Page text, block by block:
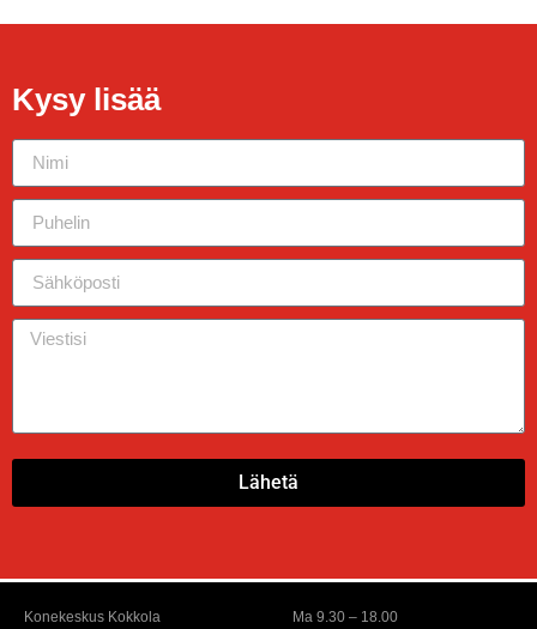
Kysy lisää
Lähetä
Konekeskus Kokkola Ma 9.30 – 18.00